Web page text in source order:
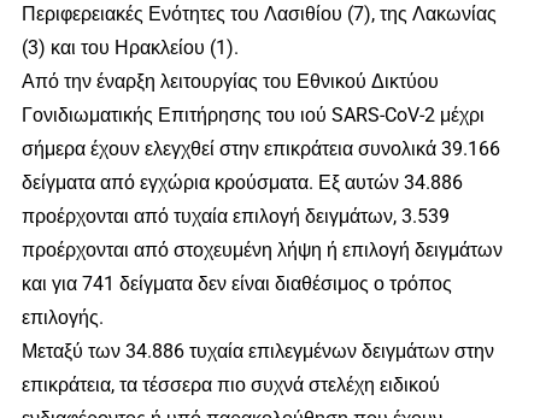
Περιφερειακές Ενότητες του Λασιθίου (7), της Λακωνίας
(3) και του Ηρακλείου (1).
Από την έναρξη λειτουργίας του Εθνικού Δικτύου
Γονιδιωματικής Επιτήρησης του ιού SARS-CoV-2 μέχρι
σήμερα έχουν ελεγχθεί στην επικράτεια συνολικά 39.166
δείγματα από εγχώρια κρούσματα. Εξ αυτών 34.886
προέρχονται από τυχαία επιλογή δειγμάτων, 3.539
προέρχονται από στοχευμένη λήψη ή επιλογή δειγμάτων
και για 741 δείγματα δεν είναι διαθέσιμος ο τρόπος
επιλογής.
Μεταξύ των 34.886 τυχαία επιλεγμένων δειγμάτων στην
επικράτεια, τα τέσσερα πιο συχνά στελέχη ειδικού